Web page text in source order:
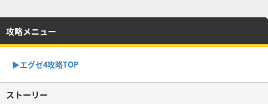
攻略メニュー
▶︎エグゼ4攻略TOP
ストーリー